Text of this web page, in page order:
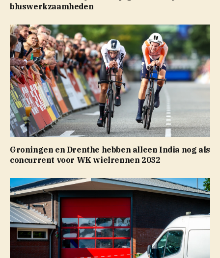
bluswerkzaamheden
Groningen en Drenthe hebben alleen India nog als
concurrent voor WK wielrennen 2032